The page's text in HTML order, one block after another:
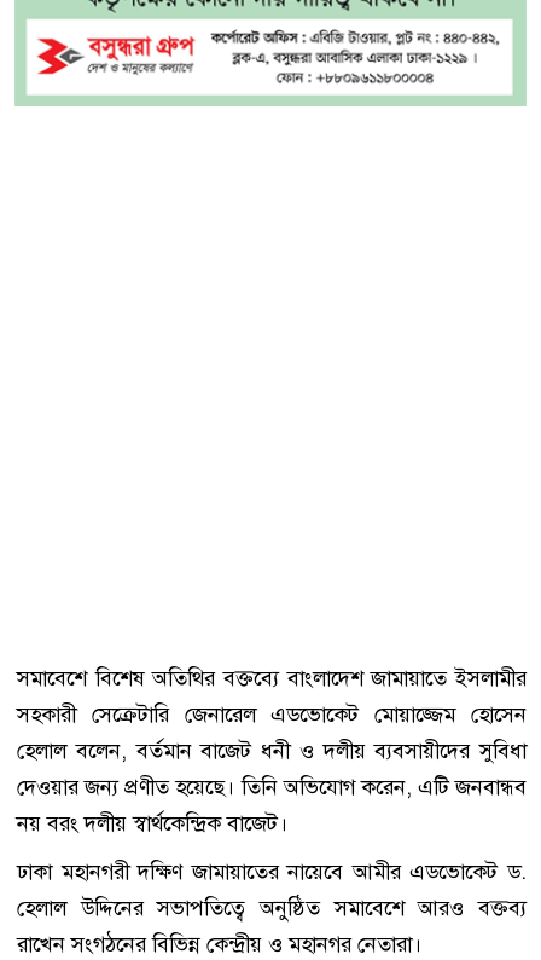
সমাবেশে বিশেষ অতিথির বক্তব্যে বাংলাদেশ জামায়াতে ইসলামীর
সহকারী সেক্রেটারি জেনারেল এডভোকেট মোয়াজ্জেম হোসেন
হেলাল বলেন, বর্তমান বাজেট ধনী ও দলীয় ব্যবসায়ীদের সুবিধা
দেওয়ার জন্য প্রণীত হয়েছে। তিনি অভিযোগ করেন, এটি জনবান্ধব
নয় বরং দলীয় স্বার্থকেন্দ্রিক বাজেট।
ঢাকা মহানগরী দক্ষিণ জামায়াতের নায়েবে আমীর এডভোকেট ড.
হেলাল উদ্দিনের সভাপতিত্বে অনুষ্ঠিত সমাবেশে আরও বক্তব্য
রাখেন সংগঠনের বিভিন্ন কেন্দ্রীয় ও মহানগর নেতারা।